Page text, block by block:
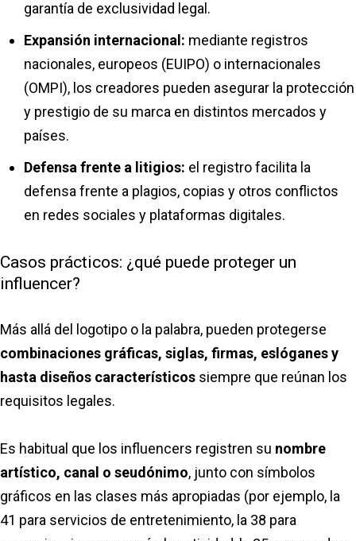
garantía de exclusividad legal.
Expansión internacional: mediante registros
nacionales, europeos (EUIPO) o internacionales
(OMPI), los creadores pueden asegurar la protección
y prestigio de su marca en distintos mercados y
países.
Defensa frente a litigios: el registro facilita la
defensa frente a plagios, copias y otros conflictos
en redes sociales y plataformas digitales.
Casos prácticos: ¿qué puede proteger un
influencer?
Más allá del logotipo o la palabra, pueden protegerse
combinaciones gráficas, siglas, firmas, eslóganes y
hasta diseños característicos siempre que reúnan los
requisitos legales.
Es habitual que los influencers registren su nombre
artístico, canal o seudónimo, junto con símbolos
gráficos en las clases más apropiadas (por ejemplo, la
41 para servicios de entretenimiento, la 38 para